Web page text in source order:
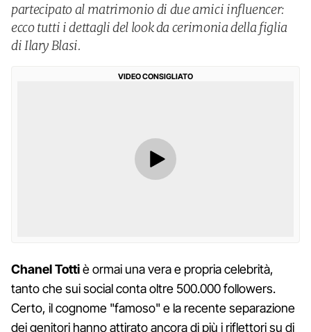
partecipato al matrimonio di due amici influencer:
ecco tutti i dettagli del look da cerimonia della figlia
di Ilary Blasi.
VIDEO CONSIGLIATO
Chanel Tottiè ormai una vera e propria celebrità,
tanto che sui social conta oltre 500.000 followers.
Certo, il cognome "famoso" e la recente separazione
dei genitori hanno attirato ancora di più i riflettori su di